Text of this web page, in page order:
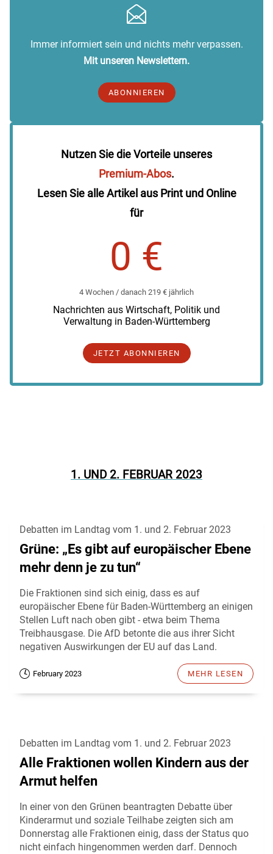
Immer informiert sein und nichts mehr verpassen.
Mit unseren Newslettern.
ABONNIEREN
Nutzen Sie die Vorteile unseres
Premium-Abos.
Lesen Sie alle Artikel aus Print und Online
für
0 €
4 Wochen / danach 219 € jährlich
Nachrichten aus Wirtschaft, Politik und
Verwaltung in Baden-Württemberg
JETZT ABONNIEREN
1. UND 2. FEBRUAR 2023
Debatten im Landtag vom 1. und 2. Februar 2023
Grüne: „Es gibt auf europäischer Ebene
mehr denn je zu tun“
Die Fraktionen sind sich einig, dass es auf
europäischer Ebene für Baden-Württemberg an einigen
Stellen Luft nach oben gibt - etwa beim Thema
Treibhausgase. Die AfD betonte die aus ihrer Sicht
negativen Auswirkungen der EU auf das Land.
February 2023 MEHR LESEN
Debatten im Landtag vom 1. und 2. Februar 2023
Alle Fraktionen wollen Kindern aus der
Armut helfen
In einer von den Grünen beantragten Debatte über
Kinderarmut und soziale Teilhabe zeigten sich am
Donnerstag alle Fraktionen einig, dass der Status quo
nicht einfach hingenommen werden darf. Dennoch